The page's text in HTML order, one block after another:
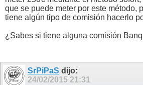
que se puede meter por este método,
tiene algún tipo de comisión hacerlo
¿Sabes si tiene alguna comisión
SrPiPaS dijo:
24/02/2015 21:31